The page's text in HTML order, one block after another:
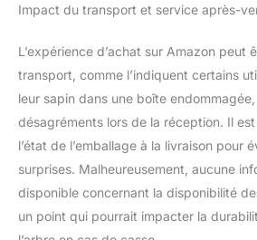
Impact du transport et service après-
L’expérience d’achat sur Amazon peut
transport, comme l’indiquent certains
leur sapin dans une boîte
désagréments lors de la réception. Il
l’état de l’emballage à la livraison pour
surprises. Malheureusement, aucune
disponible concernant la disponibilité
un point qui pourrait impacter la